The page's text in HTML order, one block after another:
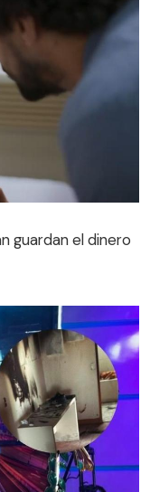
guardan el dinero